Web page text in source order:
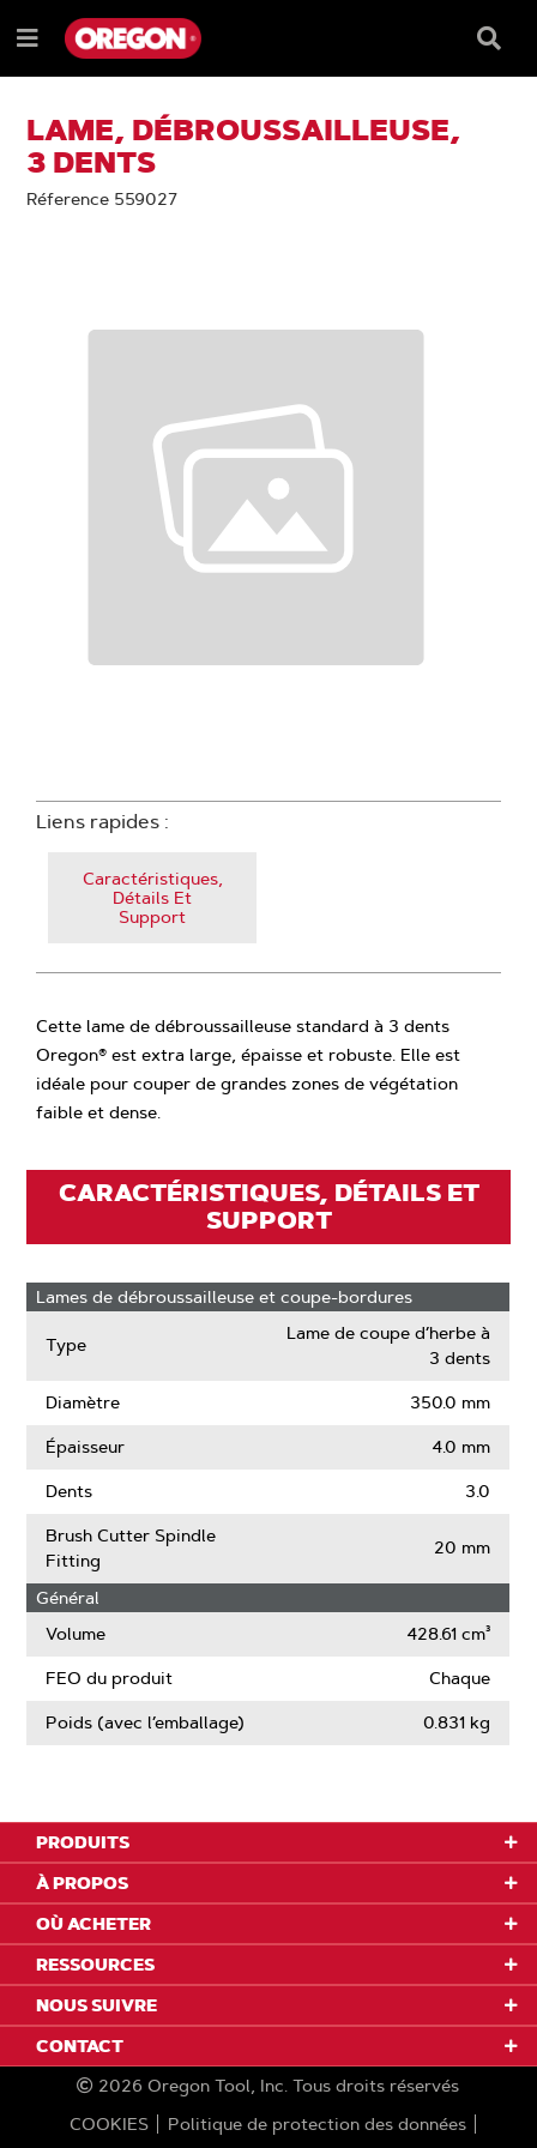
PASSER
AU
CONTENU
PASSER
AU
DE
Menu
Barre
de
LAME, DÉBROUSSAILLEUSE,
3 DENTS
Réference 559027
Liens rapides :
Caractéristiques,
Détails Et
Support
Cette lame de débroussailleuse standard à 3 dents
Oregon® est extra large, épaisse et robuste. Elle est
idéale pour couper de grandes zones de végétation
faible et dense.
CARACTÉRISTIQUES, DÉTAILS ET
SUPPORT
Lames de débroussailleuse et coupe-bordures
Type
Lame de coupe d’herbe à
3 dents
Diamètre 350.0 mm
Épaisseur 4.0 mm
Dents 3.0
Brush Cutter Spindle
Fitting
20 mm
Général
Volume
428.61 cm³
FEO du produit Chaque
Poids (avec l’emballage) 0.831 kg
PRODUITS
À PROPOS
OÙ ACHETER
RESSOURCES
NOUS SUIVRE
CONTACT
2026 Oregon Tool, Inc. Tous droits réservés
COOKIES
Politique de protection des données